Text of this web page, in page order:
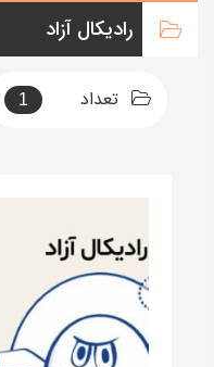
رادیکال آزاد
تعداد 1